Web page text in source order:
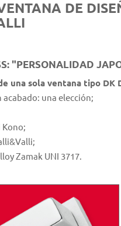
DE
"PERSONALIDAD
una sola ventana tipo DK
una elección;
Kono;
Zamak UNI 3717.